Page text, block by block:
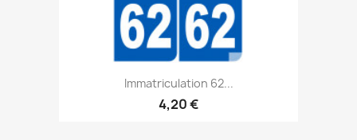
Immatriculation 62...
4,20 €